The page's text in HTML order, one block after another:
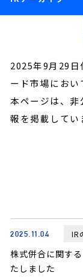
2025年9月29日
ード市場におい
本ページは、
報を掲載してい
2025.11.04 IR
株式併合に関す
たしました